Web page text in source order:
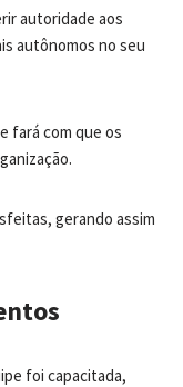
autoridade aos
autônomos no seu
fará com que os
gerando assim
foi capacitada,